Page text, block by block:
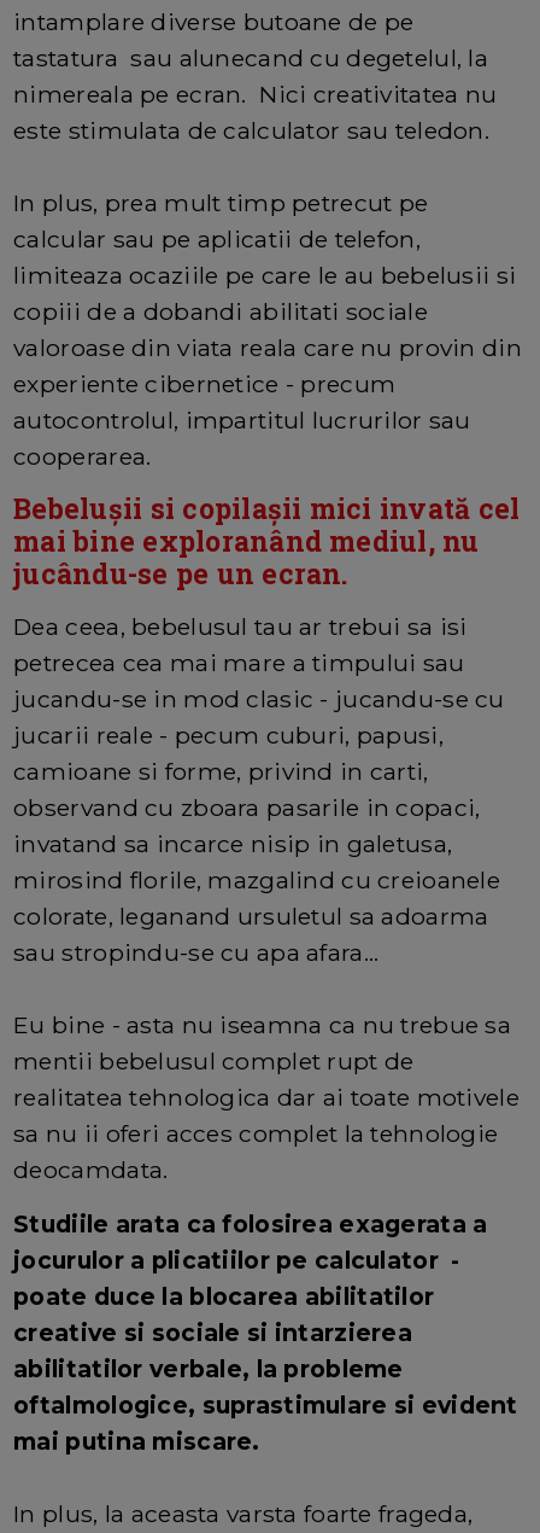
intamplare diverse butoane de pe
tastatura sau alunecand cu degetelul, la
nimereala pe ecran. Nici creativitatea nu
este stimulata de calculator sau teledon.
In plus, prea mult timp petrecut pe
calcular sau pe aplicatii de telefon,
limiteaza ocaziile pe care le au bebelusii si
copiii de a dobandi abilitati sociale
valoroase din viata reala care nu provin din
experiente cibernetice - precum
autocontrolul, impartitul lucrurilor sau
cooperarea.
Bebelușii si copilașii mici invată cel
mai bine exploranând mediul, nu
jucându-se pe un ecran.
Dea ceea, bebelusul tau ar trebui sa isi
petrecea cea mai mare a timpului sau
jucandu-se in mod clasic - jucandu-se cu
jucarii reale - pecum cuburi, papusi,
camioane si forme, privind in carti,
observand cu zboara pasarile in copaci,
invatand sa incarce nisip in galetusa,
mirosind florile, mazgalind cu creioanele
colorate, leganand ursuletul sa adoarma
sau stropindu-se cu apa afara...
Eu bine - asta nu iseamna ca nu trebue sa
mentii bebelusul complet rupt de
realitatea tehnologica dar ai toate motivele
sa nu ii oferi acces complet la tehnologie
deocamdata.
Studiile arata ca folosirea exagerata a
jocurulor a plicatiilor pe calculator -
poate duce la blocarea abilitatilor
creative si sociale si intarzierea
abilitatilor verbale, la probleme
oftalmologice, suprastimulare si evident
mai putina miscare.
In plus, la aceasta varsta foarte frageda,